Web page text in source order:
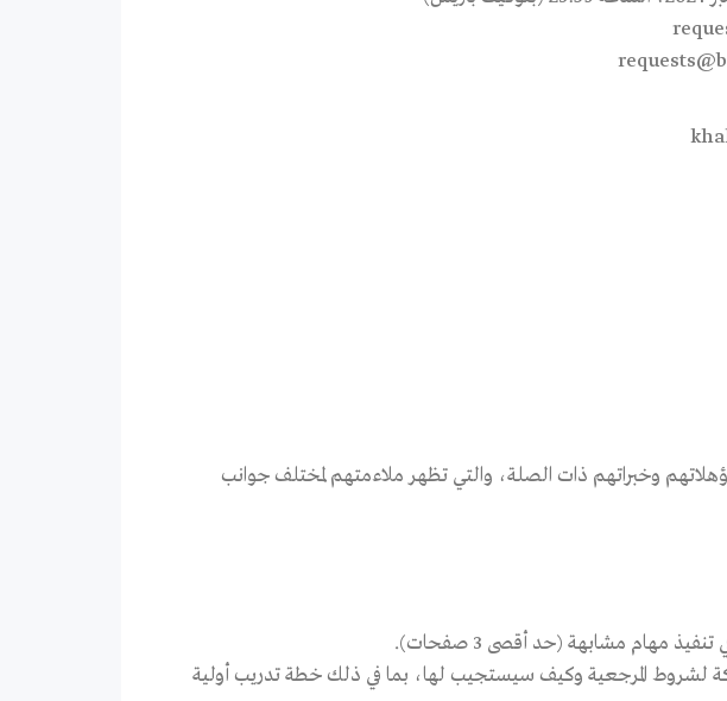
وخبراتهم ذات الصلة، والتي تظهر ملاءمتهم لمختلف جوانب
مهام مشابهة (حد أقصى 3 صفحات).
لشروط المرجعية وكيف سيستجيب لها، بما في ذلك خطة تدريب أولية